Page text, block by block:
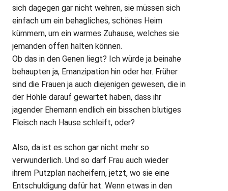
sich dagegen gar nicht wehren, sie müssen sich
einfach um ein behagliches, schönes Heim
kümmern, um ein warmes Zuhause, welches sie
jemanden offen halten können.
Ob das in den Genen liegt? Ich würde ja beinahe
behaupten ja, Emanzipation hin oder her. Früher
sind die Frauen ja auch diejenigen gewesen, die in
der Höhle darauf gewartet haben, dass ihr
jagender Ehemann endlich ein bisschen blutiges
Fleisch nach Hause schleift, oder?
Also, da ist es schon gar nicht mehr so
verwunderlich. Und so darf Frau auch wieder
ihrem Putzplan nacheifern, jetzt, wo sie eine
Entschuldigung dafür hat. Wenn etwas in den